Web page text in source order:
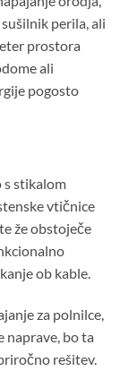
perila, ali
prostora
ali
pogosto
s stikalom
vtičnice
že obstoječe
ob kable.
za polnilce,
naprave, bo ta
rešitev.